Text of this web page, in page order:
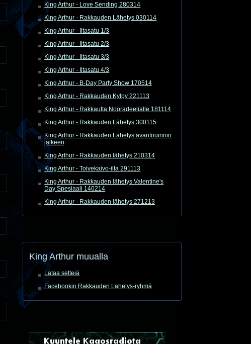
King Arthur - Love Sending 280314
King Arthur - Rakkauden Lähetys 030114
King Arthur - Iltasatu 1/3
King Arthur - Iltasatu 2/3
King Arthur - Iltasatu 3/3
King Arthur - Iltasatu 4/3
King Arthur - B-Day Party Show 170514
King Arthur - Rakkauden Kylpy 221113
King Arthur - Rakkautta Nooradeelialle 181114
King Arthur - Rakkauden Lähetys 300115
King Arthur - Rakkauden Lähetys avantouinnin
jälkeen
King Arthur - Rakkauden lähetys 210314
King Arthur - Toivekaivo-ilta 291113
King Arthur - Rakkauden lähetys Valentine's
Day Spesiaali 140214
King Arthur - Rakkauden lähetys 271213
King Arthur muualla
Lataa settejä
Facebookin Rakkauden Lähetys-ryhmä